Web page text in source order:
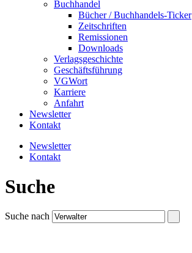
Buchhandel
Bücher / Buchhandels-Ticker
Zeitschriften
Remissionen
Downloads
Verlagsgeschichte
Geschäftsführung
VGWort
Karriere
Anfahrt
Newsletter
Kontakt
Newsletter
Kontakt
Suche
Suche nach